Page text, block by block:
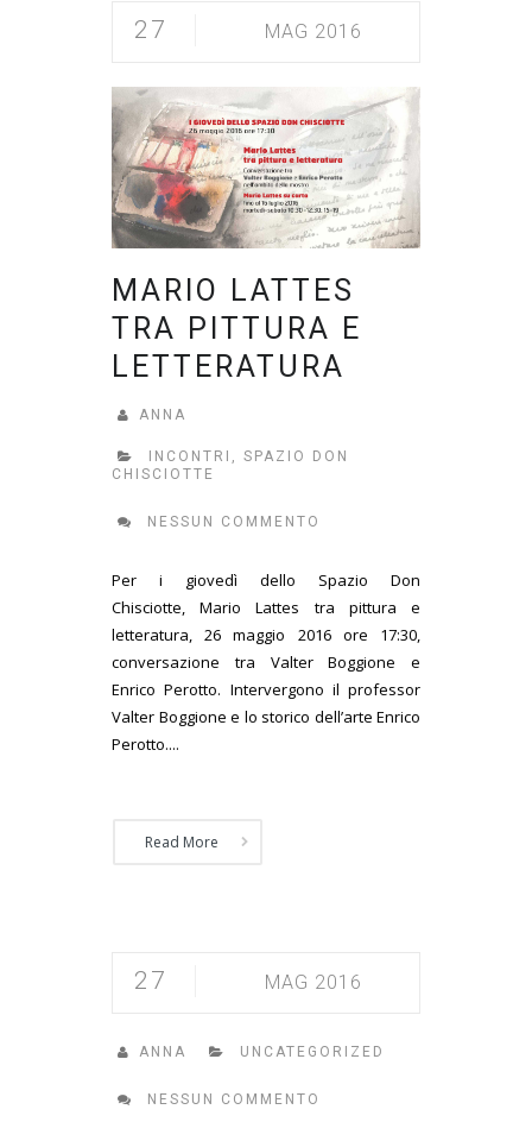
27 MAG 2016
MARIO LATTES
TRA PITTURA E
LETTERATURA
ANNA
INCONTRI , SPAZIO DON
CHISCIOTTE
NESSUN COMMENTO
Per i giovedì dello Spazio Don
Chisciotte, Mario Lattes tra pittura e
letteratura, 26 maggio 2016 ore 17:30,
conversazione tra Valter Boggione e
Enrico Perotto. Intervergono il professor
Valter Boggione e lo storico dell’arte Enrico
Perotto....
Read More
27 MAG 2016
ANNA UNCATEGORIZED
NESSUN COMMENTO